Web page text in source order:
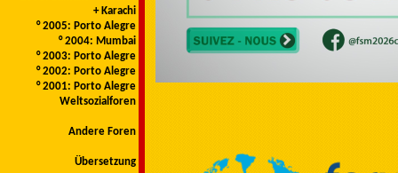
+ Karachi
° 2005: Porto Alegre
° 2004: Mumbai
° 2003: Porto Alegre
° 2002: Porto Alegre
° 2001: Porto Alegre
Weltsozialforen
Andere Foren
Übersetzung